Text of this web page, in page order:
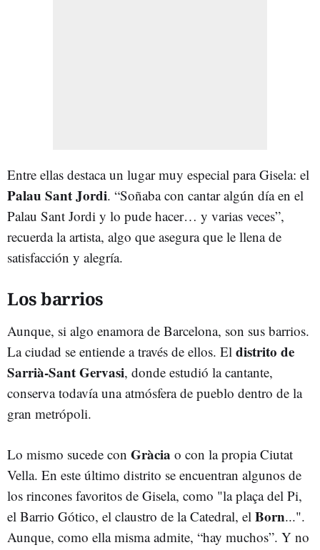
Entre ellas destaca un lugar muy especial para Gisela: el
Palau Sant Jordi. “Soñaba con cantar algún día en el
Palau Sant Jordi y lo pude hacer… y varias veces”,
recuerda la artista, algo que asegura que le llena de
satisfacción y alegría.
Los barrios
Aunque, si algo enamora de Barcelona, son sus barrios.
La ciudad se entiende a través de ellos. El distrito de
Sarrià-Sant Gervasi, donde estudió la cantante,
conserva todavía una atmósfera de pueblo dentro de la
gran metrópoli.
Lo mismo sucede con Gràcia o con la propia Ciutat
Vella. En este último distrito se encuentran algunos de
los rincones favoritos de Gisela, como "la plaça del Pi,
el Barrio Gótico, el claustro de la Catedral, el Born...".
Aunque, como ella misma admite, “hay muchos”. Y no